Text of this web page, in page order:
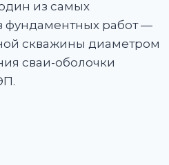
из самых
фундаментных работ —
скважины диаметром
сваи-оболочки